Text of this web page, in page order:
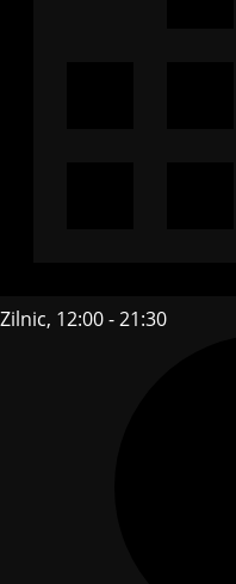
Zilnic, 12:00 - 21:30